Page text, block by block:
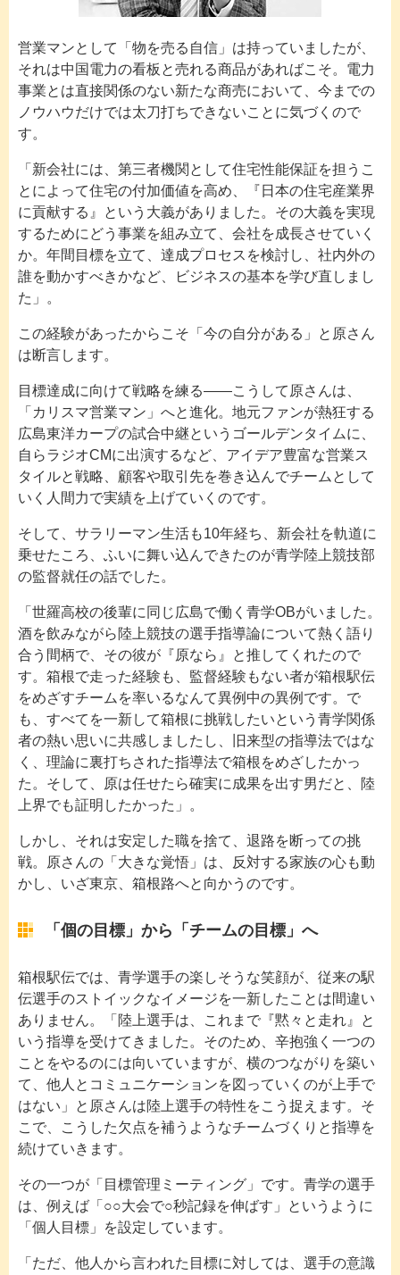
営業マンとして「物を売る自信」は持っていましたが、
それは中国電力の看板と売れる商品があればこそ。電力
事業とは直接関係のない新たな商売において、今までの
ノウハウだけでは太刀打ちできないことに気づくので
す。
「新会社には、第三者機関として住宅性能保証を担うこ
とによって住宅の付加価値を高め、『日本の住宅産業界
に貢献する』という大義がありました。その大義を実現
するためにどう事業を組み立て、会社を成長させていく
か。年間目標を立て、達成プロセスを検討し、社内外の
誰を動かすべきかなど、ビジネスの基本を学び直しまし
た」。
この経験があったからこそ「今の自分がある」と原さん
は断言します。
目標達成に向けて戦略を練る――こうして原さんは、
「カリスマ営業マン」へと進化。地元ファンが熱狂する
広島東洋カープの試合中継というゴールデンタイムに、
自らラジオCMに出演するなど、アイデア豊富な営業ス
タイルと戦略、顧客や取引先を巻き込んでチームとして
いく人間力で実績を上げていくのです。
そして、サラリーマン生活も10年経ち、新会社を軌道に
乗せたころ、ふいに舞い込んできたのが青学陸上競技部
の監督就任の話でした。
「世羅高校の後輩に同じ広島で働く青学OBがいました。
酒を飲みながら陸上競技の選手指導論について熱く語り
合う間柄で、その彼が『原なら』と推してくれたので
す。箱根で走った経験も、監督経験もない者が箱根駅伝
をめざすチームを率いるなんて異例中の異例です。で
も、すべてを一新して箱根に挑戦したいという青学関係
者の熱い思いに共感しましたし、旧来型の指導法ではな
く、理論に裏打ちされた指導法で箱根をめざしたかっ
た。そして、原は任せたら確実に成果を出す男だと、陸
上界でも証明したかった」。
しかし、それは安定した職を捨て、退路を断っての挑
戦。原さんの「大きな覚悟」は、反対する家族の心も動
かし、いざ東京、箱根路へと向かうのです。
「個の目標」から「チームの目標」へ
箱根駅伝では、青学選手の楽しそうな笑顔が、従来の駅
伝選手のストイックなイメージを一新したことは間違い
ありません。「陸上選手は、これまで『黙々と走れ』と
いう指導を受けてきました。そのため、辛抱強く一つの
ことをやるのには向いていますが、横のつながりを築い
て、他人とコミュニケーションを図っていくのが上手で
はない」と原さんは陸上選手の特性をこう捉えます。そ
こで、こうした欠点を補うようなチームづくりと指導を
続けていきます。
その一つが「目標管理ミーティング」です。青学の選手
は、例えば「○○大会で○秒記録を伸ばす」というように
「個人目標」を設定しています。
「ただ、他人から言われた目標に対しては、選手の意識